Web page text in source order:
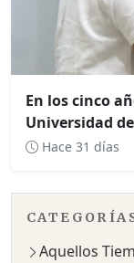
En los cinco
Universidad
Hace 31 días
Aquellos